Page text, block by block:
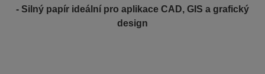
- Silný papír ideální pro aplikace CAD, GIS a grafický
design